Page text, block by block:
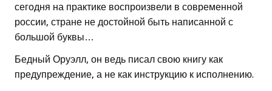
сегодня на практике воспроизвели в современной
россии, стране не достойной быть написанной с
большой буквы…
Бедный Оруэлл, он ведь писал свою книгу как
предупреждение, а не как инструкцию к исполнению.